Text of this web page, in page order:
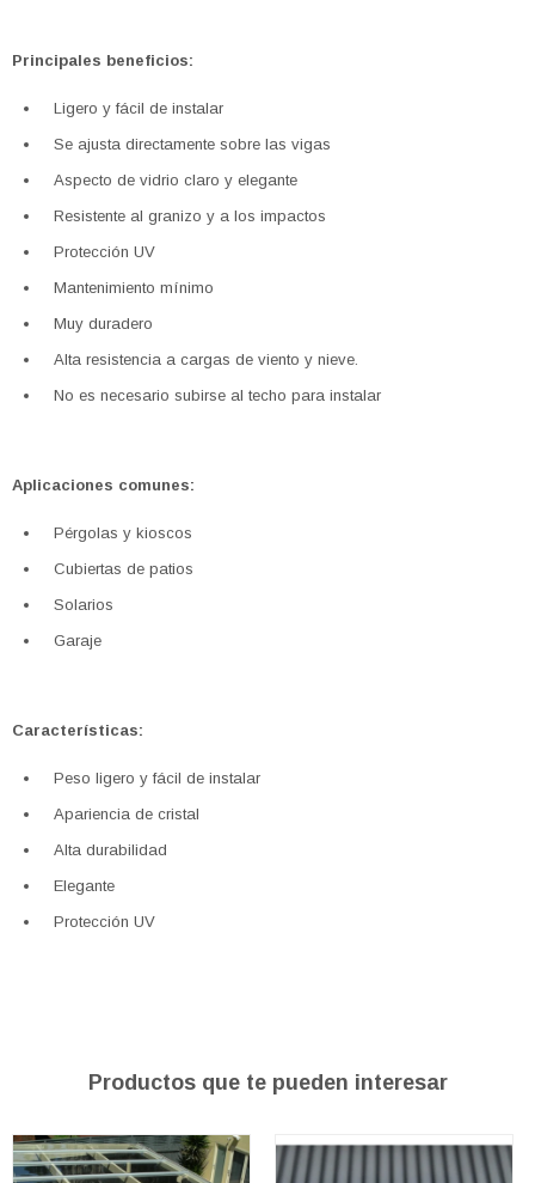
Principales beneficios:
Ligero y fácil de instalar
Se ajusta directamente sobre las vigas
Aspecto de vidrio claro y elegante
Resistente al granizo y a los impactos
Protección UV
Mantenimiento mínimo
Muy duradero
Alta resistencia a cargas de viento y nieve.
No es necesario subirse al techo para instalar
Aplicaciones comunes:
Pérgolas y kioscos
Cubiertas de patios
Solarios
Garaje
Características:
Peso ligero y fácil de instalar
Apariencia de cristal
Alta durabilidad
Elegante
Protección UV
Productos que te pueden interesar